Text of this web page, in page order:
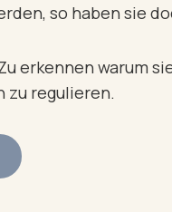
so haben sie
erkennen warum
regulieren.